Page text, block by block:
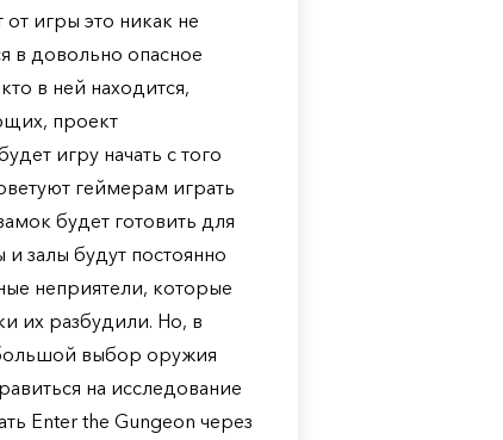
игры это никак не
в довольно опасное
в ней находится,
проект
игру начать с того
геймерам играть
будет готовить для
залы будут постоянно
неприятели, которые
их разбудили. Но, в
выбор оружия
на исследование
Enter the Gungeon через